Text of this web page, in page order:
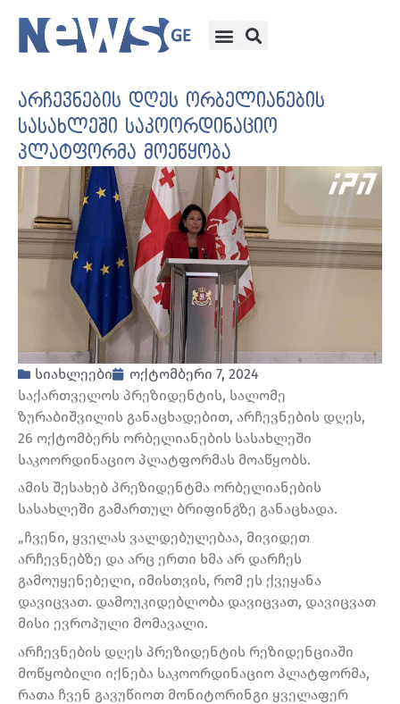
არჩევნების დღეს ორბელიანების
სასახლეში საკოორდინაციო
პლატფორმა მოეწყობა
სიახლეები
ოქტომბერი 7, 2024
საქართველოს პრეზიდენტის, სალომე
ზურაბიშვილის განაცხადებით, არჩევნების დღეს,
26 ოქტომბერს ორბელიანების სასახლეში
საკოორდინაციო პლატფორმას მოაწყობს.
ამის შესახებ პრეზიდენტმა ორბელიანების
სასახლეში გამართულ ბრიფინგზე განაცხადა.
„ჩვენი, ყველას ვალდებულებაა, მივიდეთ
არჩევნებზე და არც ერთი ხმა არ დარჩეს
გამოუყენებელი, იმისთვის, რომ ეს ქვეყანა
დავიცვათ. დამოუკიდებლობა დავიცვათ, დავიცვათ
მისი ევროპული მომავალი.
არჩევნების დღეს პრეზიდენტის რეზიდენციაში
მოწყობილი იქნება საკოორდინაციო პლატფორმა,
რათა ჩვენ გავუწიოთ მონიტორინგი ყველაფერ